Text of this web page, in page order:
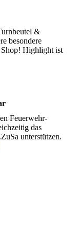
&
besondere
Highlight ist
Feuerwehr-
das
unterstützen.